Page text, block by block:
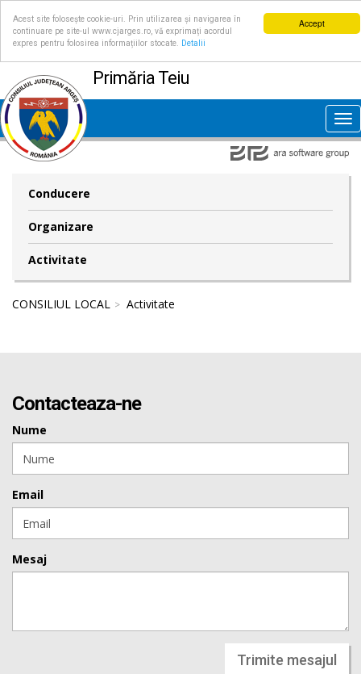
Accept
Acest site folosește cookie-uri. Prin utilizarea și navigarea în
continuare pe site-ul www.cjarges.ro, vă exprimați acordul
expres pentru folosirea informațiilor stocate.
Detalii
Primăria Teiu
Conducere
Organizare
Activitate
CONSILIUL LOCAL Activitate
Contacteaza-ne
Nume
Email
Mesaj
Trimite mesajul